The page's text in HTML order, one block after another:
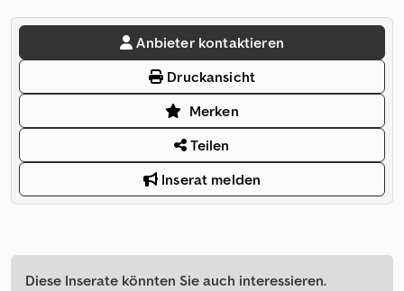
Anbieter kontaktieren
Druckansicht
Merken
Teilen
Inserat melden
Diese Inserate könnten Sie auch interessieren.